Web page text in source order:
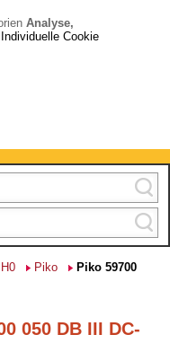
vom 03. bis 28.
Piko
Piko 59700
050 DB III DC-
Analyse,
Cookie